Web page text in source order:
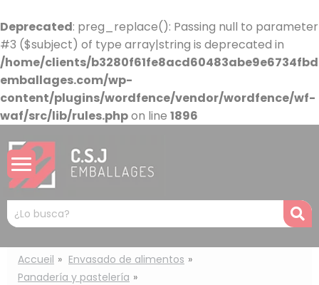
Deprecated: preg_replace(): Passing null to parameter
#3 ($subject) of type array|string is deprecated in
/home/clients/
emballages.com/wp-
content/plugins/wordfence/vendor/wordfence/wf-
waf/src/lib/rules.phpon line 1896
Mots
clés
:
Accueil
Envasado de alimentos
Panadería y pastelería